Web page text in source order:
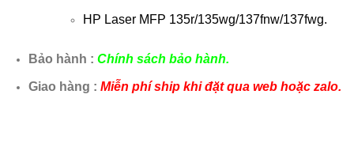
HP Laser MFP 135r/135wg/137fnw/137fwg.
Bảo hành : Chính sách bảo hành.
Giao hàng : Miễn phí ship khi đặt qua web hoặc zalo.